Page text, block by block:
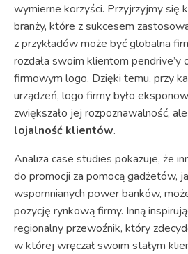
wymierne korzyści. Przyjrzyjmy się
branży, które z sukcesem
z przykładów może być globalna
rozdała swoim klientom pendrive’y
firmowym logo. Dzięki temu, przy
urządzeń, logo firmy było
zwiększało jej rozpoznawalność,
lojalność klientów.
Analiza case studies pokazuje, że
do promocji za pomocą gadżetów,
wspomnianych power banków,
pozycję rynkową firmy. Inną
regionalny przewoźnik, który
w której wręczał swoim stałym